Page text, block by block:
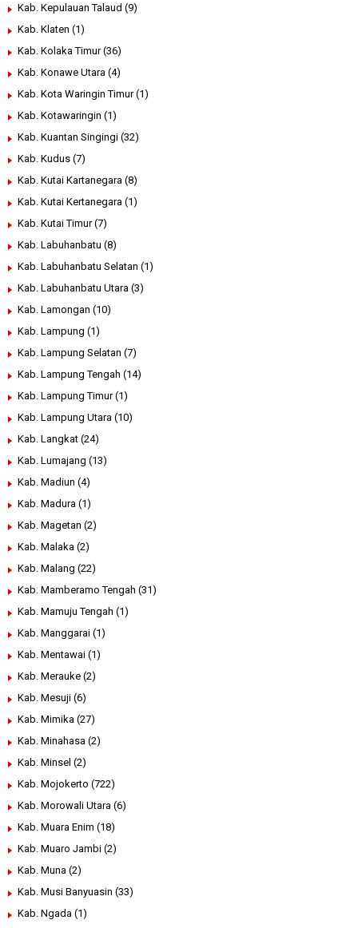
Kab. Kepulauan Talaud (9)
Kab. Klaten (1)
Kab. Kolaka Timur (36)
Kab. Konawe Utara (4)
Kab. Kota Waringin Timur (1)
Kab. Kotawaringin (1)
Kab. Kuantan Singingi (32)
Kab. Kudus (7)
Kab. Kutai Kartanegara (8)
Kab. Kutai Kertanegara (1)
Kab. Kutai Timur (7)
Kab. Labuhanbatu (8)
Kab. Labuhanbatu Selatan (1)
Kab. Labuhanbatu Utara (3)
Kab. Lamongan (10)
Kab. Lampung (1)
Kab. Lampung Selatan (7)
Kab. Lampung Tengah (14)
Kab. Lampung Timur (1)
Kab. Lampung Utara (10)
Kab. Langkat (24)
Kab. Lumajang (13)
Kab. Madiun (4)
Kab. Madura (1)
Kab. Magetan (2)
Kab. Malaka (2)
Kab. Malang (22)
Kab. Mamberamo Tengah (31)
Kab. Mamuju Tengah (1)
Kab. Manggarai (1)
Kab. Mentawai (1)
Kab. Merauke (2)
Kab. Mesuji (6)
Kab. Mimika (27)
Kab. Minahasa (2)
Kab. Minsel (2)
Kab. Mojokerto (722)
Kab. Morowali Utara (6)
Kab. Muara Enim (18)
Kab. Muaro Jambi (2)
Kab. Muna (2)
Kab. Musi Banyuasin (33)
Kab. Ngada (1)